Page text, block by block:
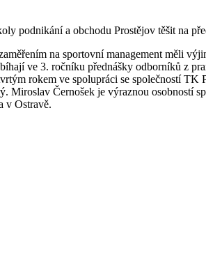
podnikání a obchodu Prostějov těšit na
na sportovní management měli
ve 3. ročníku přednášky odborníků z
rokem ve spolupráci se společností
Černošek je výraznou osobností
v Ostravě.